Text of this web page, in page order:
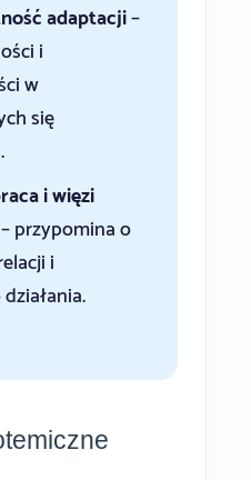
adaptacji–
i
w
się
i więzi
– przypomina o
i